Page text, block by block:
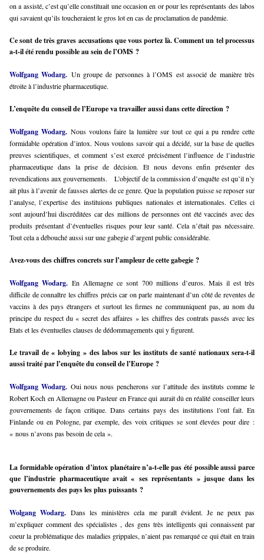
on a assisté, c’est qu’elle constituait une occasion en or pour les représentants des labos
qui savaient qu’ils toucheraient le gros lot en cas de proclamation de pandémie.
Ce sont de très graves accusations que vous portez là. Comment un tel processus
a-t-il été rendu possible au sein de l’OMS ?
Wolfgang Wodarg. Un groupe de personnes à l’OMS est associé de manière très
étroite à l’industrie pharmaceutique.
L’enquête du conseil de l’Europe va travailler aussi dans cette direction ?
Wolfgang Wodarg. Nous voulons faire la lumière sur tout ce qui a pu rendre cette
formidable opération d’intox. Nous voulons savoir qui a décidé, sur la base de quelles
preuves scientifiques, et comment s’est exercé précisément l’influence de l’industrie
pharmaceutique dans la prise de décision. Et nous devons enfin présenter des
revendications aux gouvernements.
L’objectif de la commission d’enquête est qu’il n’y
ait plus à l’avenir de fausses alertes de ce genre. Que la population puisse se reposer sur
l’analyse, l’expertise des instituions publiques nationales et internationales. Celles ci
sont aujourd’hui discréditées car des millions de personnes ont été vaccinés avec des
produits présentant d’éventuelles risques pour leur santé. Cela n’était pas nécessaire.
Tout cela a débouché aussi sur une gabegie d’argent public considérable.
Avez-vous des chiffres concrets sur l’ampleur de cette gabegie ?
Wolfgang Wodarg. En Allemagne ce sont 700 millions d’euros. Mais il est très
difficile de connaître les chiffres précis car on parle maintenant d’un côté de reventes de
vaccins à des pays étrangers et surtout les firmes ne communiquent pas, au nom du
principe du respect du « secret des affaires » les chiffres des contrats passés avec les
Etats et les éventuelles clauses de dédommagements qui y figurent.
Le travail de « lobying » des labos sur les instituts de santé nationaux sera-t-il
aussi traité par l’enquête du conseil de l’Europe ?
Wolfgang Wodarg. Oui nous nous pencherons sur l’attitude des instituts comme le
Robert Koch en Allemagne ou Pasteur en France qui aurait dû en réalité conseiller leurs
gouvernements de façon critique. Dans certains pays des institutions l’ont fait. En
Finlande ou en Pologne, par exemple, des voix critiques se sont élevées pour dire :
« nous n’avons pas besoin de cela ».
La formidable opération d’intox planétaire n’a-t-elle pas été possible aussi parce
que l’industrie pharmaceutique avait « ses représentants » jusque dans les
gouvernements des pays les plus puissants ?
Wolgang Wodarg. Dans les ministères cela me paraît évident. Je ne peux pas
m’expliquer comment des spécialistes , des gens très intelligents qui connaissent par
coeur la problématique des maladies grippales, n’aient pas remarqué ce qui était en train
de se produire.